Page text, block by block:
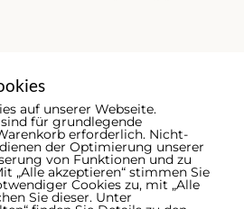
auf unserer Webseite.
für grundlegende
erforderlich. Nicht-
der Optimierung unserer
von Funktionen und zu
„Alle akzeptieren“ stimmen Sie
Cookies zu, mit „Alle
Sie dieser. Unter